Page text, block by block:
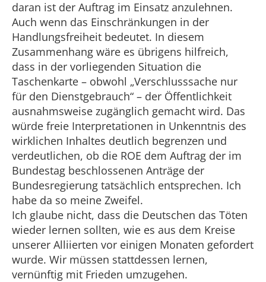
daran ist der Auftrag im Einsatz anzulehnen.
Auch wenn das Einschränkungen in der
Handlungsfreiheit bedeutet. In diesem
Zusammenhang wäre es übrigens hilfreich,
dass in der vorliegenden Situation die
Taschenkarte – obwohl „Verschlusssache nur
für den Dienstgebrauch“ – der Öffentlichkeit
ausnahmsweise zugänglich gemacht wird. Das
würde freie Interpretationen in Unkenntnis des
wirklichen Inhaltes deutlich begrenzen und
verdeutlichen, ob die ROE dem Auftrag der im
Bundestag beschlossenen Anträge der
Bundesregierung tatsächlich entsprechen. Ich
habe da so meine Zweifel.
Ich glaube nicht, dass die Deutschen das Töten
wieder lernen sollten, wie es aus dem Kreise
unserer Alliierten vor einigen Monaten gefordert
wurde. Wir müssen stattdessen lernen,
vernünftig mit Frieden umzugehen.